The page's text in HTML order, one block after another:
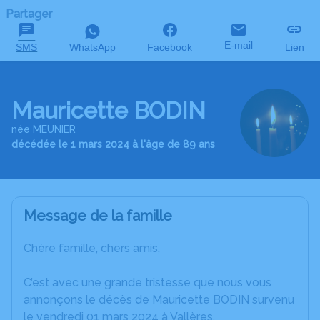
Partager
SMS WhatsApp Facebook E-mail Lien
Mauricette BODIN
née MEUNIER
décédée le 1 mars 2024 à l'âge de 89 ans
Message de la famille
Chère famille, chers amis,
C’est avec une grande tristesse que nous vous
annonçons le décès de Mauricette BODIN survenu
le vendredi 01 mars 2024 à Vallères.